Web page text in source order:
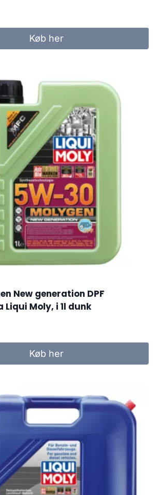
Køb her
New generation DPF
Moly, i 1l dunk
Køb her